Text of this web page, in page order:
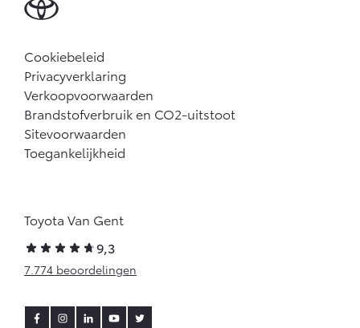
Cookiebeleid
Privacyverklaring
Verkoopvoorwaarden
Brandstofverbruik en CO2-uitstoot
Sitevoorwaarden
Toegankelijkheid
Toyota Van Gent
9,3
7.774 beoordelingen